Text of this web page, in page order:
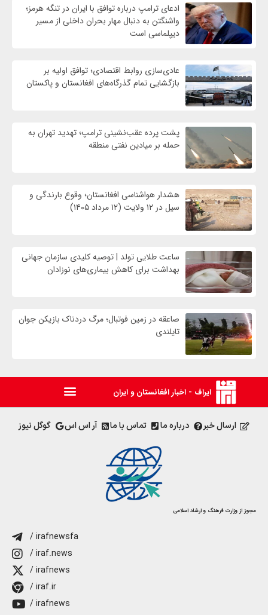
ادعای ترامپ درباره توافق با ایران در تنگه هرمز؛
واشنگتن به دنبال مهار بحران داخلی از مسیر
دیپلماسی است
عادی‌سازی روابط اقتصادی؛ توافق اولیه بر
بازگشایی تمام گذرگاه‌های افغانستان و پاکستان
پشت پرده عقب‌نشینی ترامپ؛ تهدید تهران به
حمله بر ميادين نفتی منطقه
هشدار هواشناسی افغانستان؛ وقوع بارندگی و
سیل در ۱۲ ولایت (۱۲ مرداد ۱۴۰۵)
ساعت طلایی تولد | توصیه کلیدی سازمان جهانی
بهداشت برای کاهش بیماری‌های نوزادان
صاعقه در زمین فوتبال؛ مرگ دردناک بازیکن جوان
تایلندی
ایراف - اخبار افغانستان و ایران
ارسال خبر درباره ما تماس با ما آر اس اس گوگل نیوز
مجوز از وزارت فرهنگ و ارشاد اسلامی
/ irafnewsfa
/ iraf.news
/ irafnews
/ iraf.ir
/ irafnews